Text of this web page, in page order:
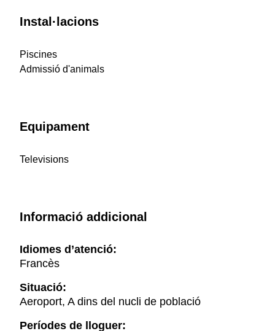
Instal·lacions
Piscines
Admissió d'animals
Equipament
Televisions
Informació addicional
Idiomes d’atenció:
Francès
Situació:
Aeroport, A dins del nucli de població
Períodes de lloguer: